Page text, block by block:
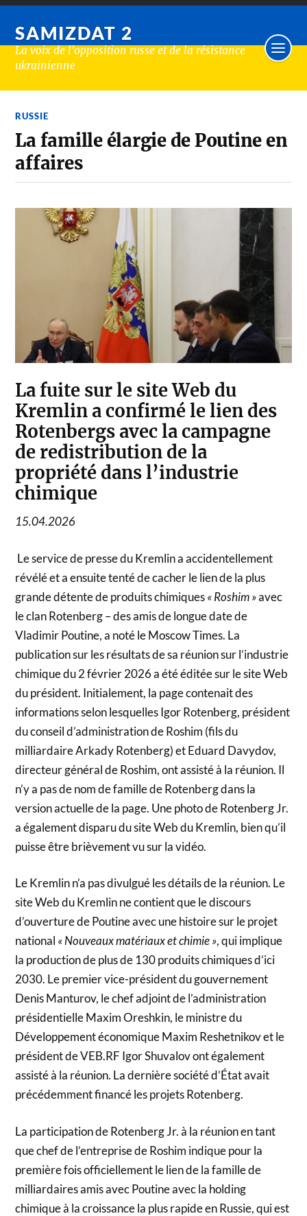
SAMIZDAT 2
La voix de l'opposition russe et de la résistance
ukrainienne
RUSSIE
La famille élargie de Poutine en
affaires
La fuite sur le site Web du
Kremlin a confirmé le lien des
Rotenbergs avec la campagne
de redistribution de la
propriété dans l’industrie
chimique
15.04.2026
Le service de presse du Kremlin a accidentellement
révélé et a ensuite tenté de cacher le lien de la plus
grande détente de produits chimiques« Roshim »avec
le clan Rotenberg – des amis de longue date de
Vladimir Poutine, a noté le Moscow Times. La
publication sur les résultats de sa réunion sur l’industrie
chimique du 2 février 2026 a été éditée sur le site Web
du président. Initialement, la page contenait des
informations selon lesquelles Igor Rotenberg, président
du conseil d’administration de Roshim (fils du
milliardaire Arkady Rotenberg) et Eduard Davydov,
directeur général de Roshim, ont assisté à la réunion. Il
n’y a pas de nom de famille de Rotenberg dans la
version actuelle de la page. Une photo de Rotenberg Jr.
a également disparu du site Web du Kremlin, bien qu’il
puisse être brièvement vu sur la vidéo.
Le Kremlin n’a pas divulgué les détails de la réunion. Le
site Web du Kremlin ne contient que le discours
d’ouverture de Poutine avec une histoire sur le projet
national « Nouveaux matériaux et chimie », qui implique
la production de plus de 130 produits chimiques d’ici
2030. Le premier vice-président du gouvernement
Denis Manturov, le chef adjoint de l’administration
présidentielle Maxim Oreshkin, le ministre du
Développement économique Maxim Reshetnikov et le
président de VEB.RF Igor Shuvalov ont également
assisté à la réunion. La dernière société d’État avait
précédemment financé les projets Rotenberg.
La participation de Rotenberg Jr. à la réunion en tant
que chef de l’entreprise de Roshim indique pour la
première fois officiellement le lien de la famille de
milliardaires amis avec Poutine avec la holding
chimique à la croissance la plus rapide en Russie, qui est